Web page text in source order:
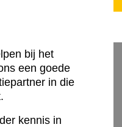
bij het
een goede
in die
kennis in